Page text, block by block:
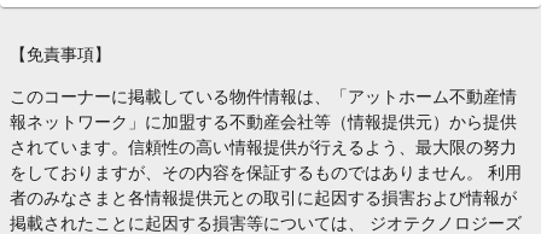
【免責事項】
このコーナーに掲載している物件情報は、「アットホーム不動産情
報ネットワーク」に加盟する不動産会社等（情報提供元）から提供
されています。信頼性の高い情報提供が行えるよう、最大限の努力
をしておりますが、その内容を保証するものではありません。 利用
者のみなさまと各情報提供元との取引に起因する損害および情報が
掲載されたことに起因する損害等については、 ジオテクノロジーズ